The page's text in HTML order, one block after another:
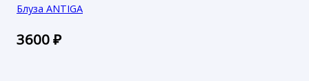
Блуза ANTIGA
3600₽